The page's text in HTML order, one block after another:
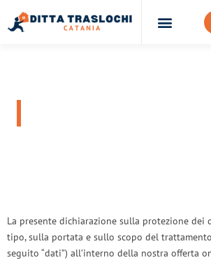
La presente dichiarazione sulla protezione dei
tipo, sulla portata e sullo scopo del
seguito “dati”) all’interno della nostra offerta